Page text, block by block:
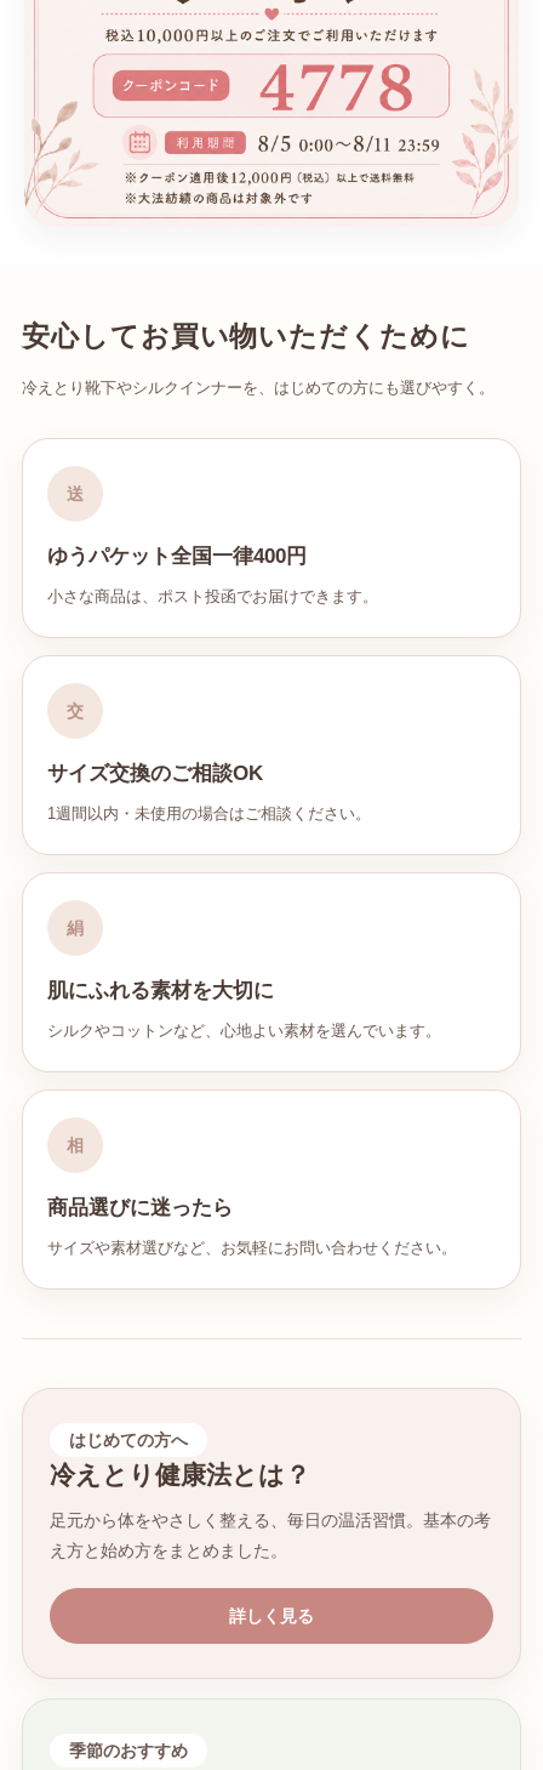
安心してお買い物いただくために
冷えとり靴下やシルクインナーを、はじめての方にも選びやすく。
送
ゆうパケット全国一律400円
小さな商品は、ポスト投函でお届けできます。
交
サイズ交換のご相談OK
1週間以内・未使用の場合はご相談ください。
絹
肌にふれる素材を大切に
シルクやコットンなど、心地よい素材を選んでいます。
相
商品選びに迷ったら
サイズや素材選びなど、お気軽にお問い合わせください。
はじめての方へ
冷えとり健康法とは？
足元から体をやさしく整える、毎日の温活習慣。基本の考
え方と始め方をまとめました。
詳しく見る
季節のおすすめ